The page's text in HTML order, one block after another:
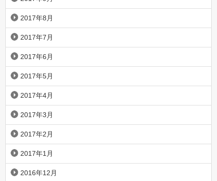
2017年8月
2017年7月
2017年6月
2017年5月
2017年4月
2017年3月
2017年2月
2017年1月
2016年12月